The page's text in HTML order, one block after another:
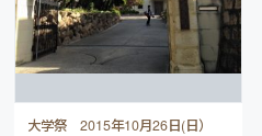
大学祭 2015年10月26日(日）